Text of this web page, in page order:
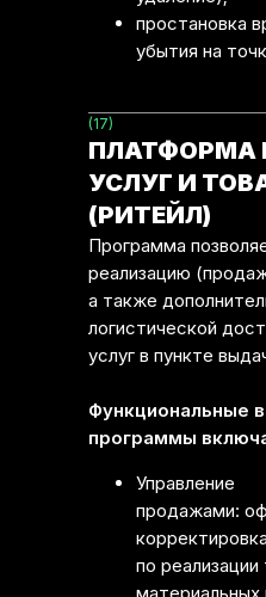
простановка
убытия на
(17)
УСЛУГ И
(РИТЕЙЛ)
Программа
реализацию
а также
логистической
услуг в пункте
Функциональные
программы
Управление
продажами:
по